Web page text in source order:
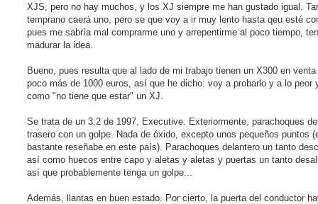
r
XJS, pero no hay muchos, y los XJ siempre me han gustado igual.
temprano caerá uno, pero se que voy a ir muy lento hasta qeu esté
pues me sabría mal comprarme uno y arrepentirme al poco tiempo,
madurar la idea.
Bueno, pues resulta que al lado de mi trabajo tienen un X300 en venta
poco más de 1000 euros, así que he dicho: voy a probarlo y a lo peor
como "no tiene que estar" un XJ.
Se trata de un 3.2 de 1997, Executive. Exteriormente, parachoques
trasero con un golpe. Nada de óxido, excepto unos pequeños puntos
bastante reseñabe en este país). Parachoques delantero un tanto
así como huecos entre capo y aletas y aletas y puertas un tanto
así que probablemente tenga un golpe...
Además, llantas en buen estado. Por cierto, la puerta del conductor